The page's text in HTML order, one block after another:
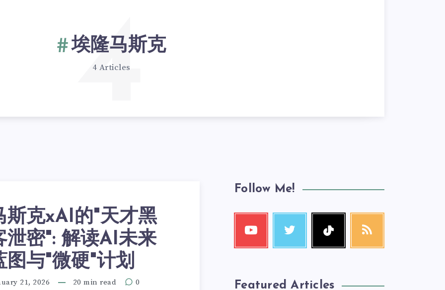
埃隆马斯克
4 Articles
4
斯克xAI的"天才黑
泄密": 解读AI未来
图与"微硬"计划
21, 2026 20 min read 0
Follow Me!
Featured Articles